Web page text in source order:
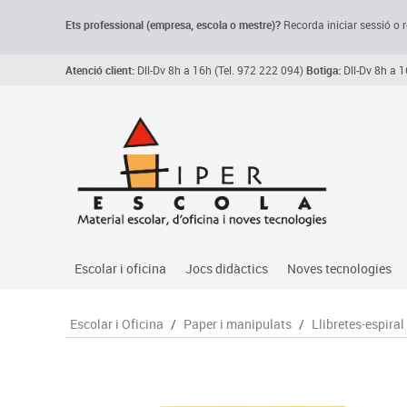
Ets professional (empresa, escolao mestre)? Recorda iniciar sessió o
Atenció client: Dll-Dv 8h a 16h (Tel. 972 222 094)Botiga: Dll-Dv 8h a
Escolar i oficina
Arxiu, carpetes i classificadors
Jocs didàctics
Primeres edats
Noves tecnologies
Audio
Escolar i Oficina / Paper i manipulats / Llibretes-